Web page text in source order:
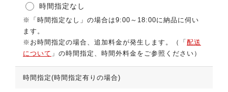
時間指定なし
※「時間指定なし」の場合は9:00～18:00に納品に伺い
ます。
※お時間指定の場合、追加料金が発生します。（「 配送
について 」の時間指定、時間外料金をご参照ください）
時間指定(時間指定有りの場合)